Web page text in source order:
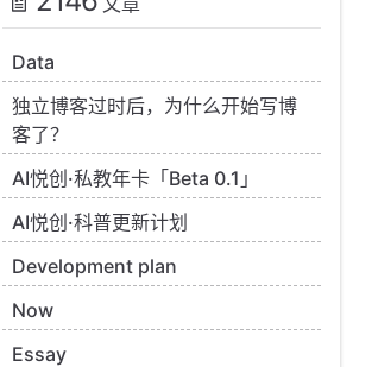
Data
独立博客过时后，为什么开始写博
客了？
AI悦创·私教年卡「Beta 0.1」
AI悦创·科普更新计划
Development plan
Now
Essay